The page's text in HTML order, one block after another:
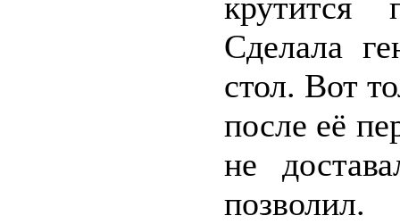
крутится
Сделала
стол. Вот
после её
не
позволил.